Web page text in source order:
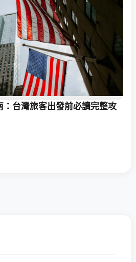
台灣旅客出發前必讀完整攻